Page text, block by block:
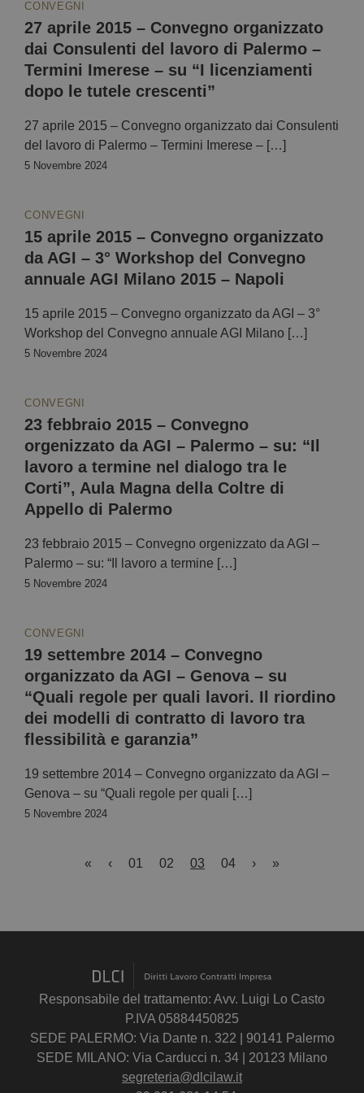
CONVEGNI
27 aprile 2015 – Convegno organizzato
dai Consulenti del lavoro di Palermo –
Termini Imerese – su “I licenziamenti
dopo le tutele crescenti”
27 aprile 2015 – Convegno organizzato dai Consulenti
del lavoro di Palermo – Termini Imerese – […]
5 Novembre 2024
CONVEGNI
15 aprile 2015 – Convegno organizzato
da AGI – 3° Workshop del Convegno
annuale AGI Milano 2015 – Napoli
15 aprile 2015 – Convegno organizzato da AGI – 3°
Workshop del Convegno annuale AGI Milano […]
5 Novembre 2024
CONVEGNI
23 febbraio 2015 – Convegno
orgenizzato da AGI – Palermo – su: “Il
lavoro a termine nel dialogo tra le
Corti”, Aula Magna della Coltre di
Appello di Palermo
23 febbraio 2015 – Convegno orgenizzato da AGI –
Palermo – su: “Il lavoro a termine […]
5 Novembre 2024
CONVEGNI
19 settembre 2014 – Convegno
organizzato da AGI – Genova – su
“Quali regole per quali lavori. Il riordino
dei modelli di contratto di lavoro tra
flessibilità e garanzia”
19 settembre 2014 – Convegno organizzato da AGI –
Genova – su “Quali regole per quali […]
5 Novembre 2024
« ‹ 01 02 03 04 › »
Responsabile del trattamento: Avv. Luigi Lo Casto
P.IVA 05884450825
SEDE PALERMO: Via Dante n. 322 | 90141 Palermo
SEDE MILANO: Via Carducci n. 34 | 20123 Milano
segreteria@dlcilaw.it